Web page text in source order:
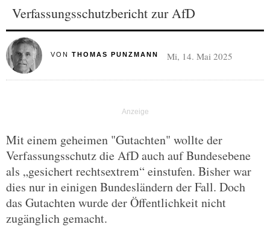
Verfassungsschutzbericht zur AfD
VON THOMAS PUNZMANN Mi, 14. Mai 2025
Mit einem geheimen "Gutachten" wollte der
Verfassungsschutz die AfD auch auf Bundesebene
als „gesichert rechtsextrem“ einstufen. Bisher war
dies nur in einigen Bundesländern der Fall. Doch
das Gutachten wurde der Öffentlichkeit nicht
zugänglich gemacht.